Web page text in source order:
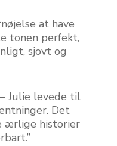
at have
tonen perfekt,
sjovt og
Julie levede til
Det
ærlige historier